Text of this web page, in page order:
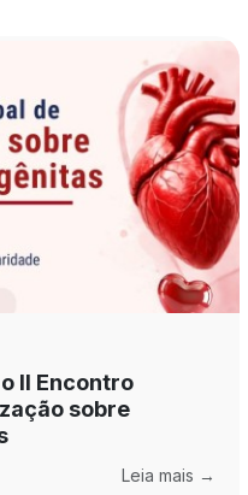
II Encontro
sobre
Leia mais →